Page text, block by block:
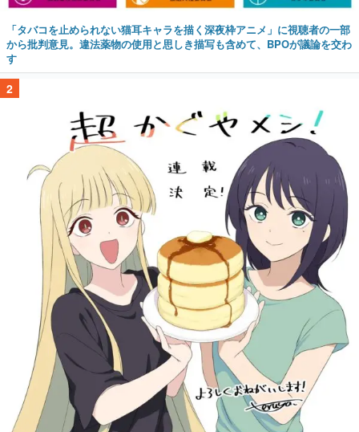
「タバコを止められない猫耳キャラを描く深夜枠アニメ」に視聴者の一部
から批判意見。違法薬物の使用と思しき描写も含めて、BPOが議論を交わ
す
2